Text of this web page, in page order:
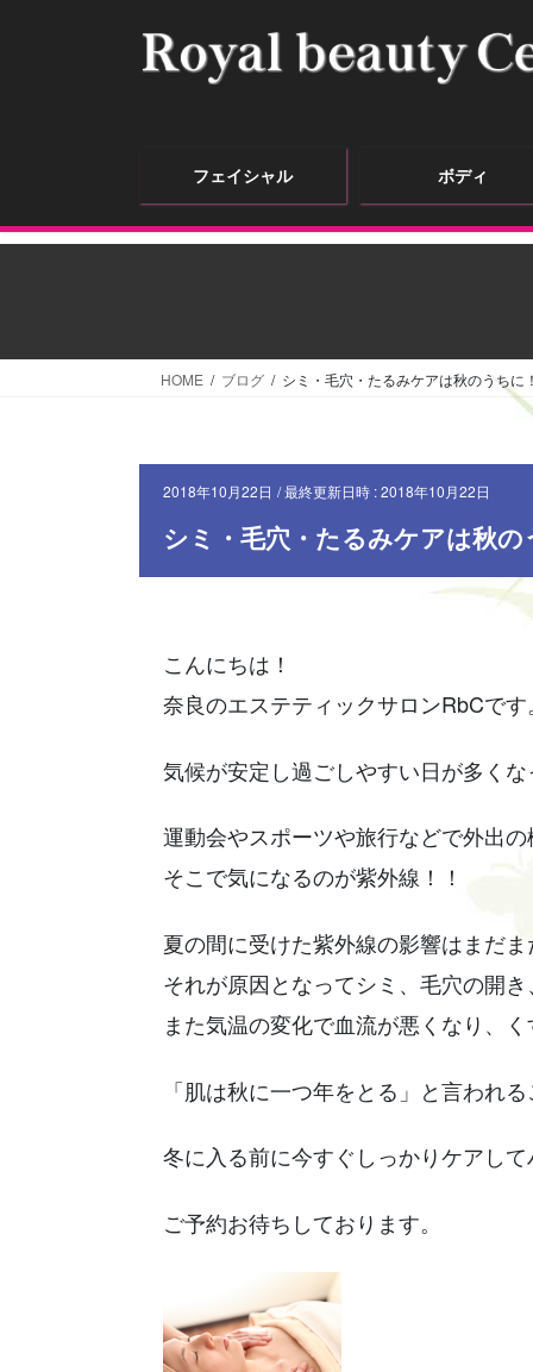
フェイシャル ボディ
HOME ブログ シミ・毛穴・たるみケアは秋のうちに！
2018年10月22日 / 最終更新日時 :2018年10月22日
シミ・毛穴・たるみケアは秋の
こんにちは！
奈良のエステティックサロンRbCです。
気候が安定し過ごしやすい日が多くな
運動会やスポーツや旅行などで外出
そこで気になるのが紫外線！！
夏の間に受けた紫外線の影響はまだま
それが原因となってシミ、毛穴の開
また気温の変化で血流が悪くなり、く
「肌は秋に一つ年をとる」と言われ
冬に入る前に今すぐしっかりケアし
ご予約お待ちしております。